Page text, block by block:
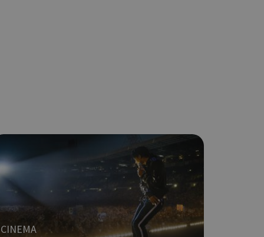
CINEMA
Google
που
για ένα
είναι
ο
ένα καλό
Google
δηλαδή να
στον χρήστη
είναι το
push down